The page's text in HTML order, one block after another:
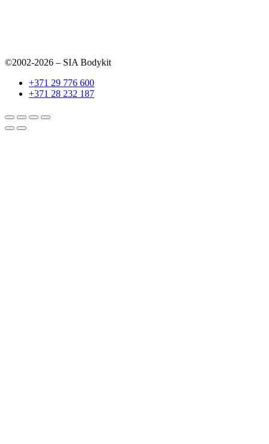
©2002-2026 – SIA Bodykit
+371 29 776 600
+371 28 232 187